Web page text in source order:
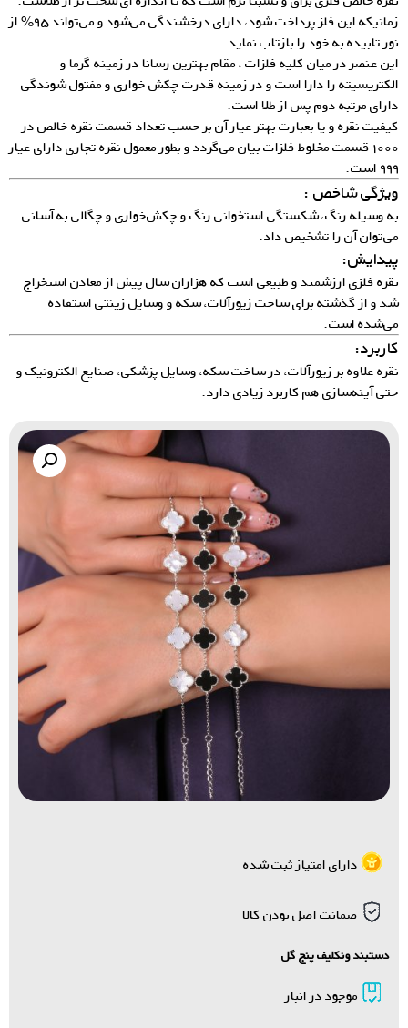
زمانیکه این فلز پرداخت شود، دارای درخشندگی می‌شود و می‌تواند ۹۵% از
نور تابیده به خود را بازتاب نماید.
این عنصر در میان کلیه فلزات ، مقام بهترین رسانا در زمینه گرما و
الکتریسیته را دارا است و در زمینه قدرت چکش خواری و مفتول شوندگی
دارای مرتبه دوم پس از طلا است.
کیفیت نقره و یا بعبارت بهتر عیار آن بر حسب تعداد قسمت نقره خالص در
۱۰۰۰ قسمت مخلوط فلزات بیان می‌گردد و بطور معمول نقره تجاری دارای عیار
۹۹۹ است.
ویژگی شاخص :
به وسیله رنگ، شکستگی استخوانی رنگ و چکش‌خواری و چگالی به آسانی
می‌توان آن را تشخیص داد.
پیدایش:
نقره فلزی ارزشمند و طبیعی است که هزاران سال پیش از معادن استخراج
شد و از گذشته برای ساخت زیورآلات، سکه و وسایل زینتی استفاده
می‌شده است.
کاربرد:
نقره علاوه بر زیورآلات، در ساخت سکه، وسایل پزشکی، صنایع الکترونیک و
حتی آینه‌سازی هم کاربرد زیادی دارد.
دارای امتیاز ثبت شده
ضمانت اصل بودن کالا
دستبند ونکلیف پنج گل
موجود در انبار